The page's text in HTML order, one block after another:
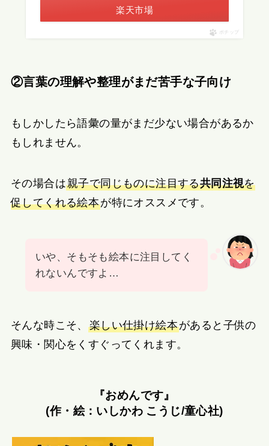
楽天市場
ポチップ
②言葉の理解や整理がまだ苦手な子向け
もしかしたら語彙の量がまだ少ない場合があるか
もしれません。
その場合は親子で同じものに注目する共同注視を
促してくれる絵本が特にオススメです。
いや、そもそも絵本に注目してく
れないんですよ…
そんな時こそ、 楽しい仕掛け絵本があると子供の
興味・関心をくすぐってくれます。
『おめんです』
(作・絵：いしかわ こうじ/童心社)